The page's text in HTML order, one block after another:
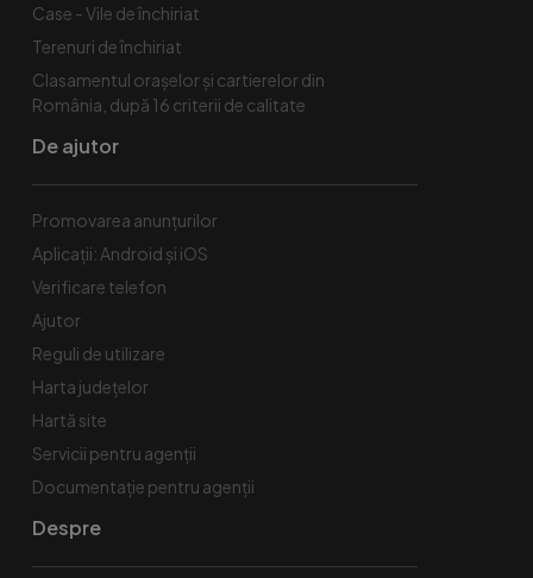
Case - Vile de închiriat
Terenuri de închiriat
Clasamentul orașelor și cartierelor din
România, după 16 criterii de calitate
De ajutor
Promovarea anunțurilor
Aplicații: Android și iOS
Verificare telefon
Ajutor
Reguli de utilizare
Harta județelor
Hartă site
Servicii pentru agenții
Documentație pentru agenții
Despre